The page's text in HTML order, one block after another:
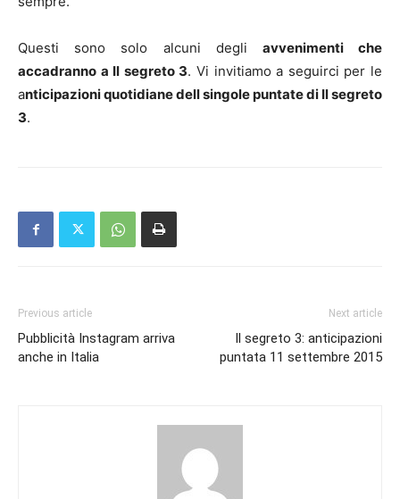
Questi sono solo alcuni degli avvenimenti che
accadranno a Il segreto 3. Vi invitiamo a seguirci per le
anticipazioni quotidiane dell singole puntate di Il segreto
3.
Previous article
Pubblicità Instagram arriva
anche in Italia
Next article
Il segreto 3: anticipazioni
puntata 11 settembre 2015